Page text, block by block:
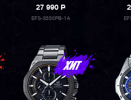
27 990P
EFS-S550PB-1A